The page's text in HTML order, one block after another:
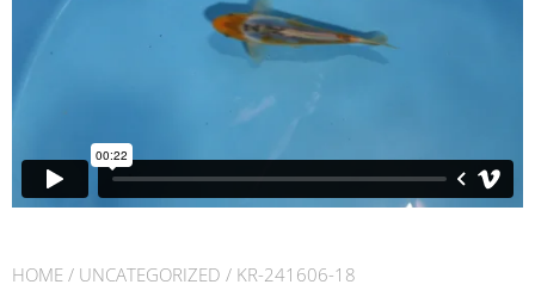
HOME / UNCATEGORIZED / KR-241606-18